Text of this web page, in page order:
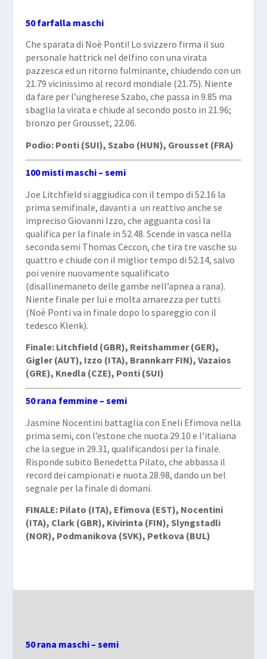
50 farfalla maschi
Che sparata di Noè Ponti! Lo svizzero firma il suo
personale hattrick nel delfino con una virata
pazzesca ed un ritorno fulminante, chiudendo con un
21.79 vicinissimo al record mondiale (21.75). Niente
da fare per l’ungherese Szabo, che passa in 9.85 ma
sbaglia la virata e chiude al secondo posto in 21.96;
bronzo per Grousset, 22.06.
Podio: Ponti (SUI), Szabo (HUN), Grousset (FRA)
100 misti maschi – semi
Joe Litchfield si aggiudica con il tempo di 52.16 la
prima semifinale, davanti a un reattivo anche se
impreciso Giovanni Izzo, che agguanta così la
qualifica per la finale in 52.48. Scende in vasca nella
seconda semi Thomas Ceccon, che tira tre vasche su
quattro e chiude con il miglior tempo di 52.14, salvo
poi venire nuovamente squalificato
(disallinemaneto delle gambe nell’apnea a rana).
Niente finale per lui e molta amarezza per tutti.
(Noè Ponti va in finale dopo lo spareggio con il
tedesco Klenk).
Finale: Litchfield (GBR), Reitshammer (GER),
Gigler (AUT), Izzo (ITA), Brannkarr FIN), Vazaios
(GRE), Knedla (CZE), Ponti (SUI)
50 rana femmine – semi
Jasmine Nocentini battaglia con Eneli Efimova nella
prima semi, con l’estone che nuota 29.10 e l’italiana
che la segue in 29.31, qualificandosi per la finale.
Risponde subito Benedetta Pilato, che abbassa il
record dei campionati e nuota 28.98, dando un bel
segnale per la finale di domani.
FINALE: Pilato (ITA), Efimova (EST), Nocentini
(ITA), Clark (GBR), Kivirinta (FIN), Slyngstadli
(NOR), Podmanikova (SVK), Petkova (BUL)
50 rana maschi – semi